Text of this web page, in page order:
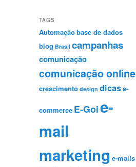
TAGS
Automaçãobase de dados
blog Brasil campanhas
comunicação
comunicação online
crescimento design dicase-
commerce E-Goie-
mail
marketing e-mails